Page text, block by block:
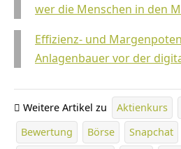
wer die Menschen in den
Effizienz- und
Anlagenbauer vor der
Weitere Artikel zu Aktienkurs
Bewertung
Börse Snapchat